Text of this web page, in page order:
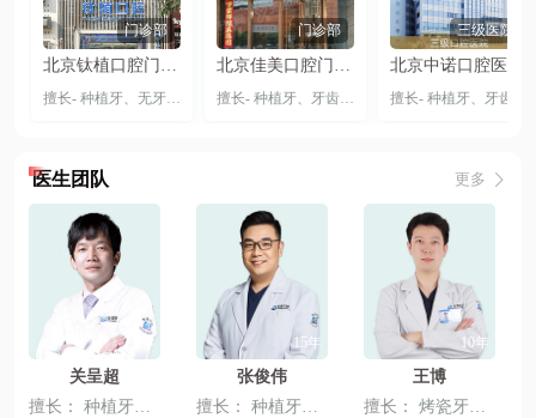
门诊部
北京钛植口腔门诊部（双井总院）
擅长- 种植牙、 无牙颌种植 、穿颧穿翼种植牙
门诊部
北京佳美口腔门诊部（大悦城旗舰店）
擅长- 种植牙、 牙齿矫正 隐形矫正、牙齿贴片
三级医院
擅长- 种植牙、 牙齿矫正
医生团队 更多
13年
关呈超
擅长： 种植牙、 全冠牙、固定义齿
15年
张俊伟
擅长： 种植牙、 固定义齿、 活动义齿、
10年
王博
擅长： 烤瓷牙、